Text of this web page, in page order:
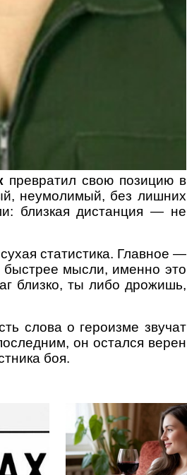
превратил свою позицию в
неумолимый, без лишних
близкая дистанция — не
статистика. Главное —
быстрее мысли, именно это
близко, ты либо дрожишь,
слова о героизме звучат
он остался верен
боя.